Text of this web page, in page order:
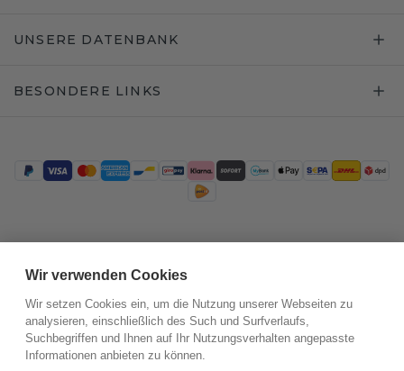
UNSERE DATENBANK
BESONDERE LINKS
Wir verwenden Cookies
Wir setzen Cookies ein, um die Nutzung unserer Webseiten zu
analysieren, einschließlich des Such und Surfverlaufs,
Suchbegriffen und Ihnen auf Ihr Nutzungsverhalten angepasste
Informationen anbieten zu können.